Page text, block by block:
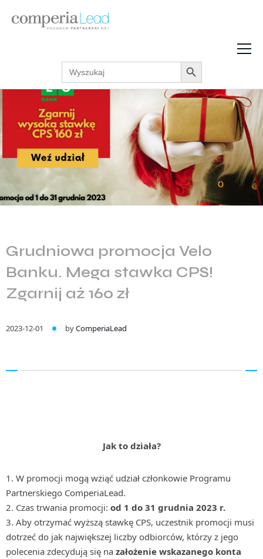
Strefa Wiedzy
Zarabiaj w internecie
Akcje promocyjne
Regulaminy
Search
for:
Search Button
Grudniowa promocja Velo
Banku. Mega stawka CPS!
Zgarnij aż 160 zł
2023-12-01 byComperiaLead
Jak to działa?
1. W promocji mogą wziąć udział członkowie Programu
Partnerskiego ComperiaLead.
2. Czas trwania promocji: od 1 do 31 grudnia 2023 r.
3. Aby otrzymać wyższą stawkę CPS, uczestnik promocji musi
dotrzeć do jak największej liczby odbiorców, którzy z jego
polecenia zdecydują się na założenie wskazanego konta